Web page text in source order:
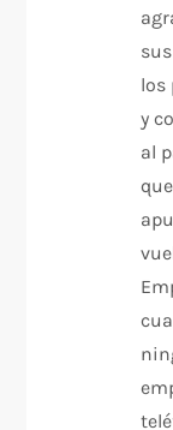
los
y
al